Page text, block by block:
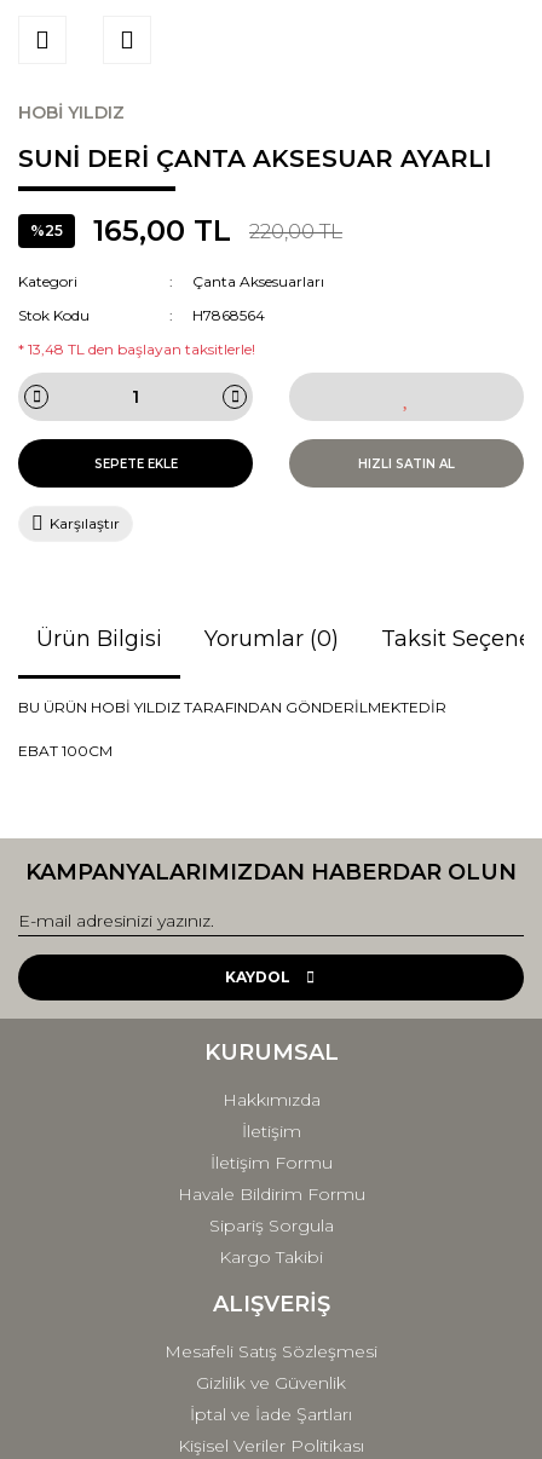
HOBİ YILDIZ
SUNİ DERİ ÇANTA AKSESUAR AYARLI
%25 165,00 TL 220,00 TL
Kategori
Çanta Aksesuarları
Stok Kodu
H7868564
* 13,48 TL den başlayan taksitlerle!
SEPETE EKLE HIZLI SATIN AL
Karşılaştır
Ürün Bilgisi Yorumlar (0) Taksit
BU ÜRÜN HOBİ YILDIZ TARAFINDAN GÖNDERİLMEKTEDİR
EBAT 100CM
konularda yetersiz gördüğünüz noktaları öneri formunu
Görüş ve önerileriniz için teşekkür ederiz.
Ürün resmi kalitesiz, bozuk veya görüntülenemiyor.
Ürün açıklamasında eksik bilgiler bulunuyor.
Ürün fiyatı diğer sitelerden daha pahalı.
Gönder
KAMPANYALARIMIZDAN HABERDAR OLUN
KAYDOL
KURUMSAL
Hakkımızda
İletişim
İletişim Formu
Havale Bildirim Formu
Sipariş Sorgula
Kargo Takibi
ALIŞVERİŞ
Mesafeli Satış Sözleşmesi
Gizlilik ve Güvenlik
İptal ve İade Şartları
Kişisel Veriler Politikası